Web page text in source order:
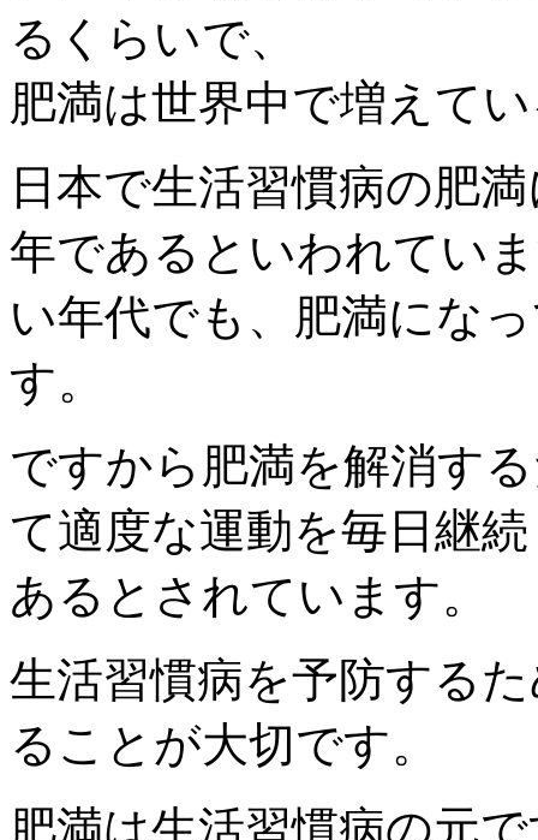
るくらいで、
肥満は世界中で増えて
日本で生活習慣病の肥
年であるといわれてい
い年代でも、肥満にな
す。
ですから肥満を解消す
て適度な運動を毎日継
あるとされています。
生活習慣病を予防する
ることが大切です。
肥満は生活習慣病の元